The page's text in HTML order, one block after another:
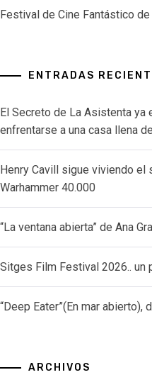
Festival de Cine Fantástico de
ENTRADAS
El Secreto de La Asistenta ya
enfrentarse a una casa llena
Henry Cavill sigue viviendo el
Warhammer 40.000
“La ventana abierta” de Ana
Sitges Film Festival 2026.. un
“Deep Eater”(En mar abierto),
ARCHIVOS